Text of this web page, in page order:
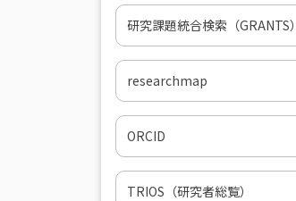
研究課題統合検索（GRANTS）
researchmap
ORCID
TRIOS（研究者総覧）